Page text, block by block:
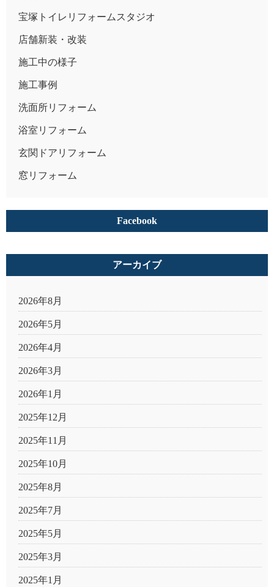
宝塚トイレリフォームスタジオ
店舗新装・改装
施工中の様子
施工事例
洗面所リフォーム
浴室リフォーム
玄関ドアリフォーム
窓リフォーム
Facebook
アーカイブ
2026年8月
2026年5月
2026年4月
2026年3月
2026年1月
2025年12月
2025年11月
2025年10月
2025年8月
2025年7月
2025年5月
2025年3月
2025年1月